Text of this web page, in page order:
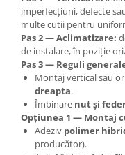
imperfecțiuni, defecte
multe cutii pentru
Pas 2 — Aclimatizare:
de instalare, în poziție
Pas 3 — Reguli
Montaj vertical sau
dreapta.
Îmbinare nut și
Opțiunea 1 — Montaj
Adeziv polimer
producător).